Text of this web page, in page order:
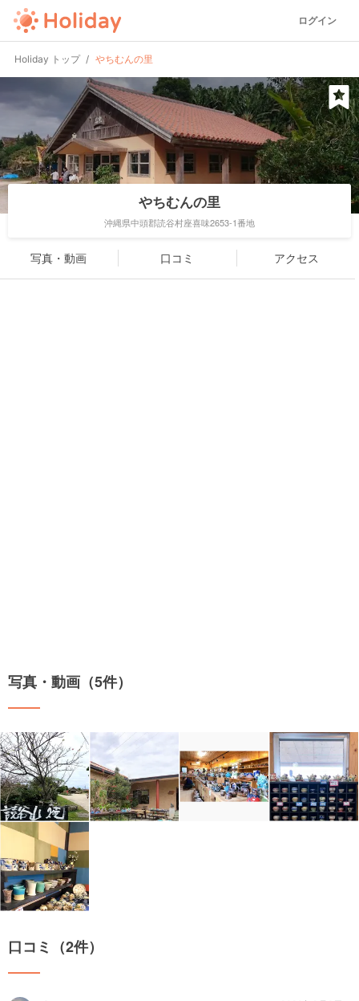
ログイン
Holiday トップ やちむんの里
やちむんの里
沖縄県中頭郡読谷村座喜味2653-1番地
写真・動画 口コミ アクセス
写真・動画（5件）
口コミ（2件）